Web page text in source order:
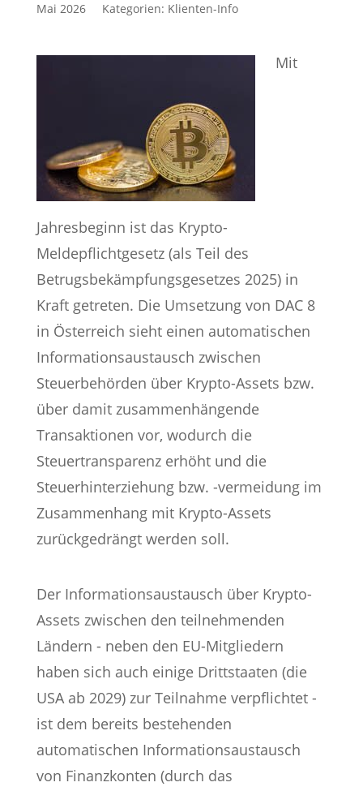
Mai 2026 Kategorien: Klienten-Info
Mit
Jahresbeginn ist das Krypto-
Meldepflichtgesetz (als Teil des
Betrugsbekämpfungsgesetzes 2025) in
Kraft getreten. Die Umsetzung von DAC 8
in Österreich sieht einen automatischen
Informationsaustausch zwischen
Steuerbehörden über Krypto-Assets bzw.
über damit zusammenhängende
Transaktionen vor, wodurch die
Steuertransparenz erhöht und die
Steuerhinterziehung bzw. -vermeidung im
Zusammenhang mit Krypto-Assets
zurückgedrängt werden soll.
Der Informationsaustausch über Krypto-
Assets zwischen den teilnehmenden
Ländern - neben den EU-Mitgliedern
haben sich auch einige Drittstaaten (die
USA ab 2029) zur Teilnahme verpflichtet -
ist dem bereits bestehenden
automatischen Informationsaustausch
von Finanzkonten (durch das